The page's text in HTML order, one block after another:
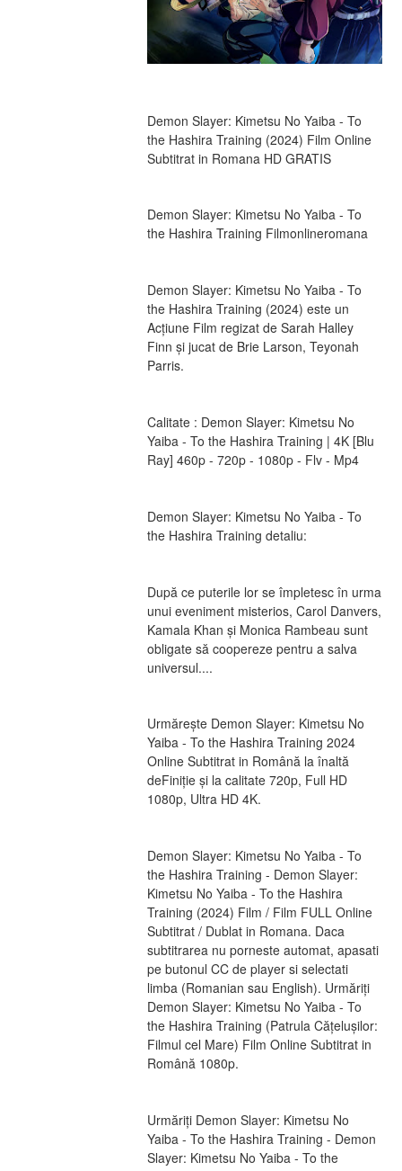
Demon Slayer: Kimetsu No Yaiba - To
the Hashira Training (2024) Film Online
Subtitrat in Romana HD GRATIS
Demon Slayer: Kimetsu No Yaiba - To
the Hashira Training Filmonlineromana
Demon Slayer: Kimetsu No Yaiba - To
the Hashira Training (2024) este un
Acțiune Film regizat de Sarah Halley
Finn și jucat de Brie Larson, Teyonah
Parris.
Calitate : Demon Slayer: Kimetsu No
Yaiba - To the Hashira Training | 4K [Blu
Ray] 460p - 720p - 1080p - Flv - Mp4
Demon Slayer: Kimetsu No Yaiba - To
the Hashira Training detaliu:
După ce puterile lor se împletesc în urma
unui eveniment misterios, Carol Danvers,
Kamala Khan și Monica Rambeau sunt
obligate să coopereze pentru a salva
universul....
Urmărește Demon Slayer: Kimetsu No
Yaiba - To the Hashira Training 2024
Online Subtitrat in Română la înaltă
deFiniție și la calitate 720p, Full HD
1080p, Ultra HD 4K.
Demon Slayer: Kimetsu No Yaiba - To
the Hashira Training - Demon Slayer:
Kimetsu No Yaiba - To the Hashira
Training (2024) Film / Film FULL Online
Subtitrat / Dublat in Romana. Daca
subtitrarea nu porneste automat, apasati
pe butonul CC de player si selectati
limba (Romanian sau English). Urmăriți
Demon Slayer: Kimetsu No Yaiba - To
the Hashira Training (Patrula Cățelușilor:
Filmul cel Mare) Film Online Subtitrat in
Română 1080p.
Urmăriți Demon Slayer: Kimetsu No
Yaiba - To the Hashira Training - Demon
Slayer: Kimetsu No Yaiba - To the